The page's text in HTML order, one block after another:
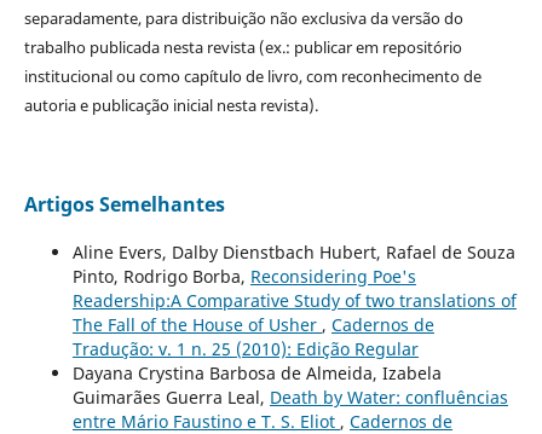
separadamente, para distribuição não exclusiva da versão do
trabalho publicada nesta revista (ex.: publicar em repositório
institucional ou como capítulo de livro, com reconhecimento de
autoria e publicação inicial nesta revista).
Artigos Semelhantes
Aline Evers, Dalby Dienstbach Hubert, Rafael de Souza
Pinto, Rodrigo Borba, Reconsidering Poe's
Readership:A Comparative Study of two translations of
The Fall of the House of Usher , Cadernos de
Tradução: v. 1 n. 25 (2010): Edição Regular
Dayana Crystina Barbosa de Almeida, Izabela
Guimarães Guerra Leal, Death by Water: confluências
entre Mário Faustino e T. S. Eliot , Cadernos de